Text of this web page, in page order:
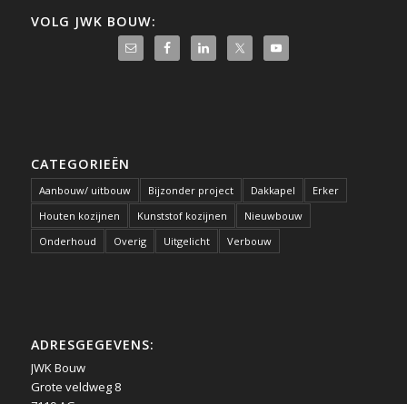
VOLG JWK BOUW:
CATEGORIEËN
Aanbouw/ uitbouw Bijzonder project Dakkapel
Erker
Houten kozijnen
Kunststof kozijnen
Nieuwbouw
Onderhoud
Overig Uitgelicht Verbouw
ADRESGEGEVENS:
JWK Bouw
Grote veldweg 8